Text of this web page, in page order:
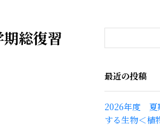
総復習
最近の投稿
2026年度 夏
する生物＜植